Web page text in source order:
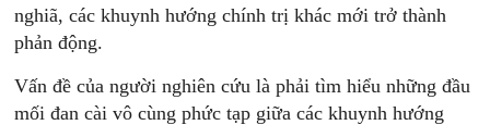
nghiã, các khuynh hướng chính trị khác mới trở thành
phản động.
Vấn đề của người nghiên cứu là phải tìm hiểu những đầu
mối đan cài vô cùng phức tạp giữa các khuynh hướng